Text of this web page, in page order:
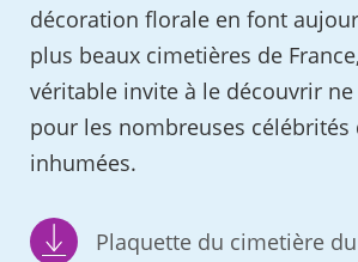
décoration florale en font
plus beaux cimetières de
véritable invite à le découvrir
pour les nombreuses célébrités
inhumées.
Plaquette du cimetière